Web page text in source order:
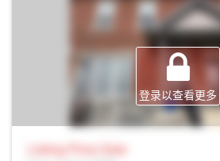
登录以查看更多
Listing Price Sale